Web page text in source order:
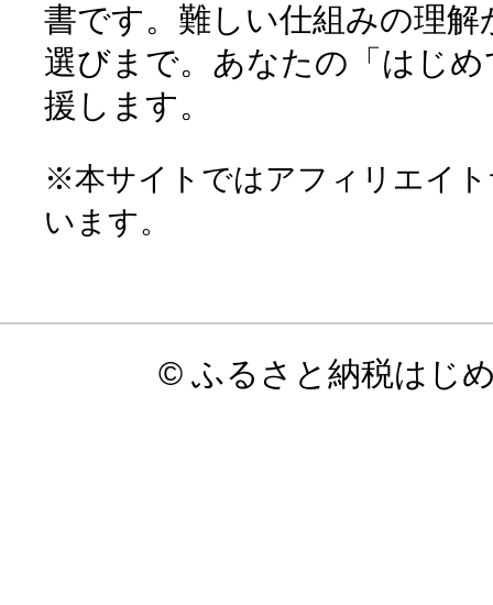
書です。難しい仕組みの理
選びまで。あなたの「はじ
援します。
※本サイトではアフィリエイ
います。
© ふるさと納税はじ